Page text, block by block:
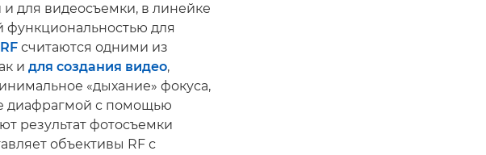
для видеосъемки, в линейке
для
считаются одними из
и для создания видео,
«дыхание» фокуса,
диафрагмой с помощью
результат фотосъемки
объективы RF с